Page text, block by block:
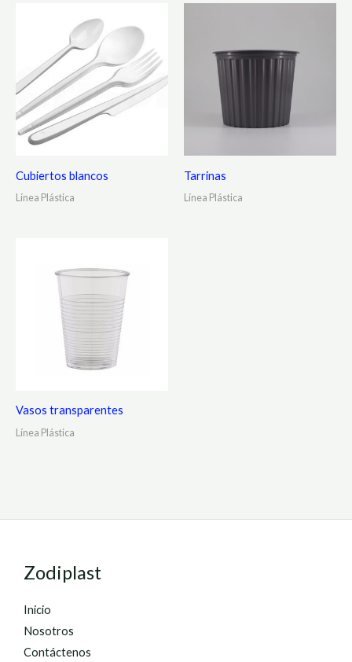
Cubiertos blancos
Línea Plástica
Tarrinas
Línea Plástica
Vasos transparentes
Línea Plástica
Zodiplast
Inicio
Nosotros
Contáctenos